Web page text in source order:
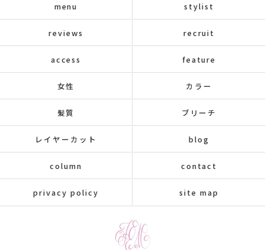
menu stylist
reviews recruit
access feature
女性 カラー
髪質 ブリーチ
レイヤーカット blog
column contact
privacy policy site map